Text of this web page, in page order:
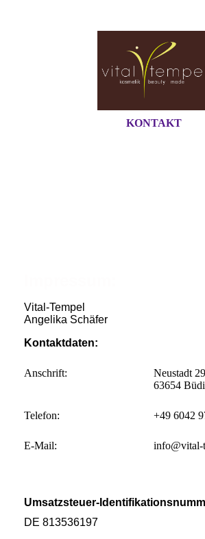
KONTAKT
Vital-Tempel
Angelika Schäfer
Kontaktdaten:
Anschrift:
Neustadt 29
63654
Telefon: +49 6042
E-Mail: info@vital-
Umsatzsteuer-
DE 813536197